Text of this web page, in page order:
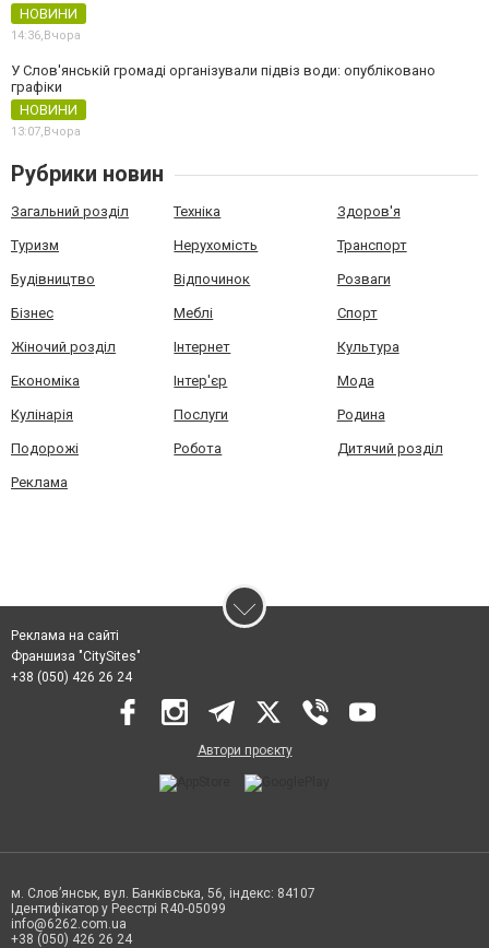
НОВИНИ
14:36, Вчора
У Слов'янській громаді організували підвіз води: опубліковано
графіки
НОВИНИ
13:07, Вчора
Рубрики новин
Загальний розділ Техніка Здоров'я
Туризм Нерухомість Транспорт
Будівництво Відпочинок Розваги
Бізнес Меблі Спорт
Жіночий розділ Інтернет Культура
Економіка Інтер'єр Мода
Кулінарія Послуги Родина
Подорожі Робота Дитячий розділ
Реклама
Реклама на сайті
Франшиза "CitySites"
+38 (050) 426 26 24
Автори проєкту
м. Слов’янськ, вул. Банківська, 56, індекс: 84107
Ідентифікатор у Реєстрі R40-05099
info@6262.com.ua
+38 (050) 426 26 24